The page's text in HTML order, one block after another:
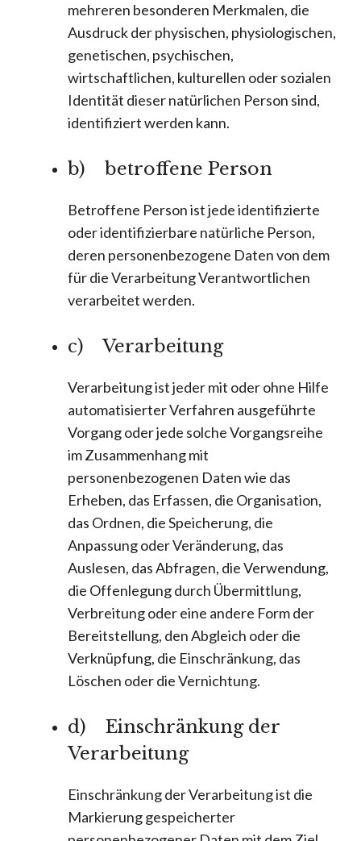
mehreren besonderen Merkmalen, die
Ausdruck der physischen, physiologischen,
genetischen, psychischen,
wirtschaftlichen, kulturellen oder sozialen
Identität dieser natürlichen Person sind,
identifiziert werden kann.
b) betroffene Person
Betroffene Person ist jede identifizierte
oder identifizierbare natürliche Person,
deren personenbezogene Daten von dem
für die Verarbeitung Verantwortlichen
verarbeitet werden.
c) Verarbeitung
Verarbeitung ist jeder mit oder ohne Hilfe
automatisierter Verfahren ausgeführte
Vorgang oder jede solche Vorgangsreihe
im Zusammenhang mit
personenbezogenen Daten wie das
Erheben, das Erfassen, die Organisation,
das Ordnen, die Speicherung, die
Anpassung oder Veränderung, das
Auslesen, das Abfragen, die Verwendung,
die Offenlegung durch Übermittlung,
Verbreitung oder eine andere Form der
Bereitstellung, den Abgleich oder die
Verknüpfung, die Einschränkung, das
Löschen oder die Vernichtung.
d) Einschränkung der
Verarbeitung
Einschränkung der Verarbeitung ist die
Markierung gespeicherter